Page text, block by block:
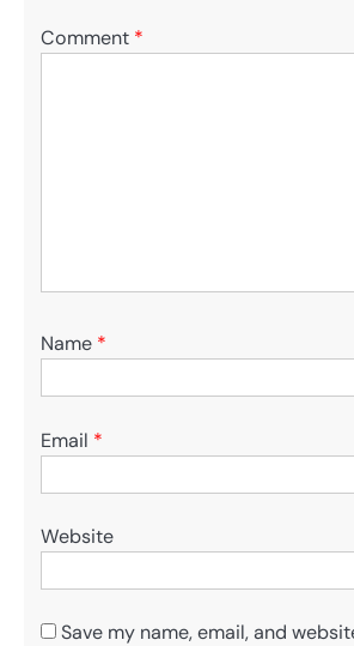
Comment *
Name *
Email *
Website
Save my name, email, and